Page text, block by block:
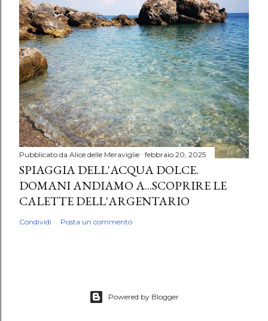
Pubblicato da Alice delle Meraviglie febbraio 20, 2025
SPIAGGIA DELL'ACQUA DOLCE.
DOMANI ANDIAMO A...SCOPRIRE LE
CALETTE DELL'ARGENTARIO
Condividi Posta un commento
Powered by Blogger